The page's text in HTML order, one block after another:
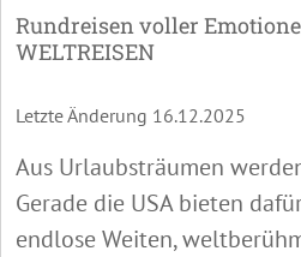
Rundreisen voller
WELTREISEN
Letzte Änderung 16.12.2025
Aus Urlaubsträumen
Gerade die USA bieten
endlose Weiten,